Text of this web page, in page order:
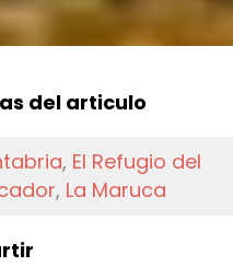
f
del articulo
, El Refugio del
, La Maruca